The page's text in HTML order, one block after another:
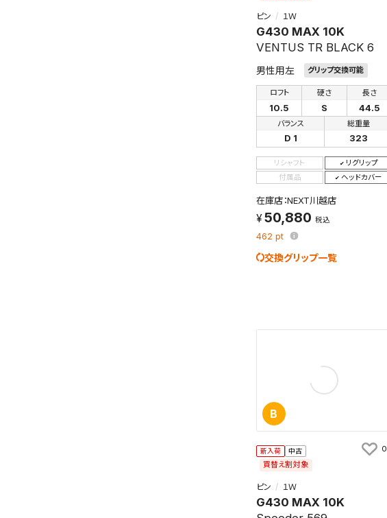
ピン １Ｗ
G430 MAX 10K
VENTUS TR BLACK 6
男性用左 グリップ交換可能
ロフト
10.5
硬さ
S
長さ
44.5
バランス
D 1
総重量
323
リシャフト
リグリップ
付属品
ヘッドカバー
在庫店：NEXT川越店
50,880 税込
462 pt
交換グリップ一覧
B
新入荷 中古
買替え割対象
ピン １Ｗ
G430 MAX 10K
0